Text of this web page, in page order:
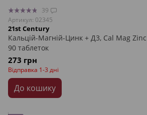
39
Артикул: 02345
21st Century
Кальцій-Магній-Цинк + Д3, Cal Mag
90 таблеток
273 грн
Відправка 1-3 дні
До кошику